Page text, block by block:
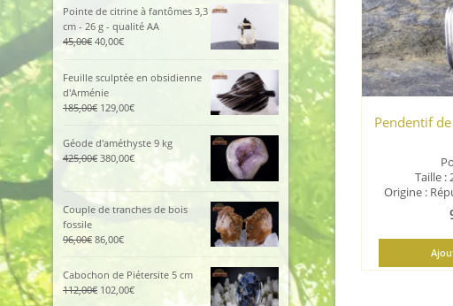
Pendentif
Taille :
Origine :
115,00€.
actuel
est :
Pointe de citrine à fantômes 3,3
cm - 26 g - qualité AA
45,00€ Le
était :
45,00€.
40,00€Le
actuel
est :
Feuille sculptée en obsidienne
d'Arménie
185,00€ Le
initial
était :
185,00€.
129,00€Le
est :
129,00€.
Géode d'améthyste 9 kg
425,00€ Le
425,00€.
380,00€Le
380,00€.
Couple de tranches de bois
fossile
96,00€ Le
était :
96,00€.
86,00€Le
actuel
est :
86,00€.
Cabochon de Piétersite 5 cm
112,00€ Le
102,00€Le